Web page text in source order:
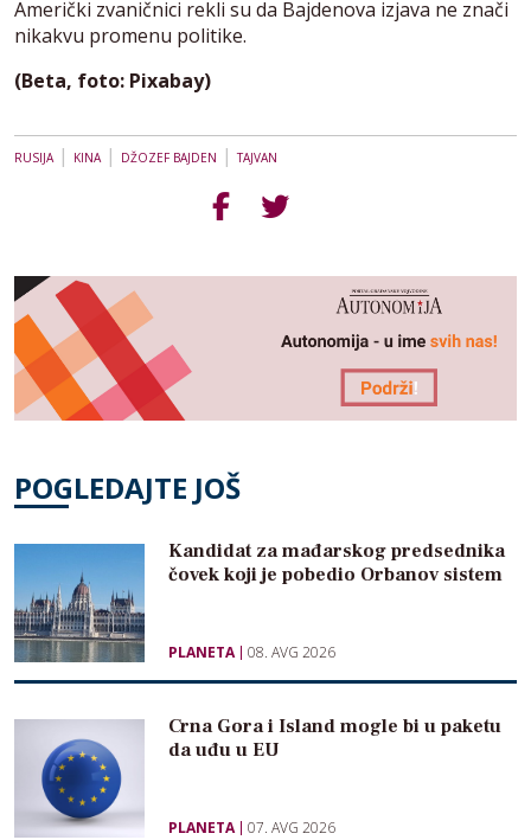
Američki zvaničnici rekli su da Bajdenova izjava ne znači
nikakvu promenu politike.
(Beta, foto: Pixabay)
RUSIJA| KINA| DŽOZEF BAJDEN |TAJVAN
POGLEDAJTE JOŠ
Kandidat za mađarskog predsednika
čovek koji je pobedio Orbanov sistem
PLANETA 08. AVG 2026
Crna Gora i Island mogle bi u paketu
da uđu u EU
PLANETA 07. AVG 2026